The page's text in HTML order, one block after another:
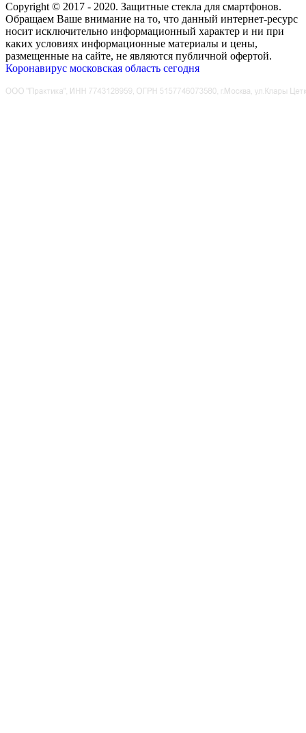
Copyright © 2017 - 2020. Защитные стекла для смартфонов.
Обращаем Ваше внимание на то, что данный интернет-ресурс
носит исключительно информационный характер и ни при
каких условиях информационные материалы и цены,
размещенные на сайте, не являются публичной офертой.
Коронавирус московская область сегодня